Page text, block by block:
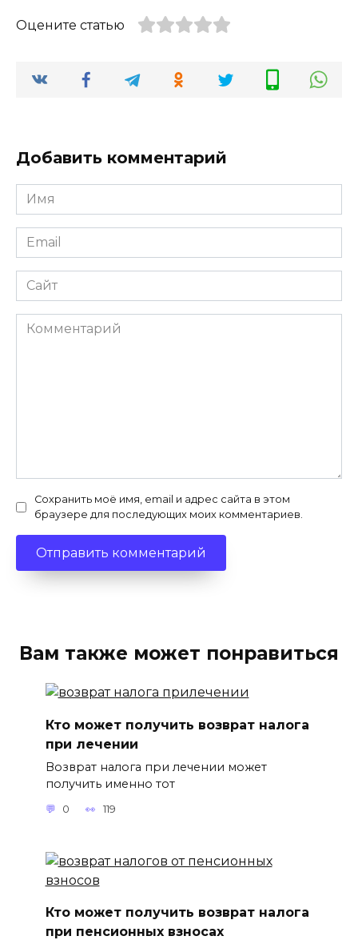
Оцените статью
Добавить комментарий
Имя
Email
Сайт
Комментарий
Сохранить моё имя, email и адрес сайта в этом
браузере для последующих моих комментариев.
Вам также может понравиться
Кто может получить возврат налога
при лечении
Возврат налога при лечении может
получить именно тот
0 119
Кто может получить возврат налога
при пенсионных взносах